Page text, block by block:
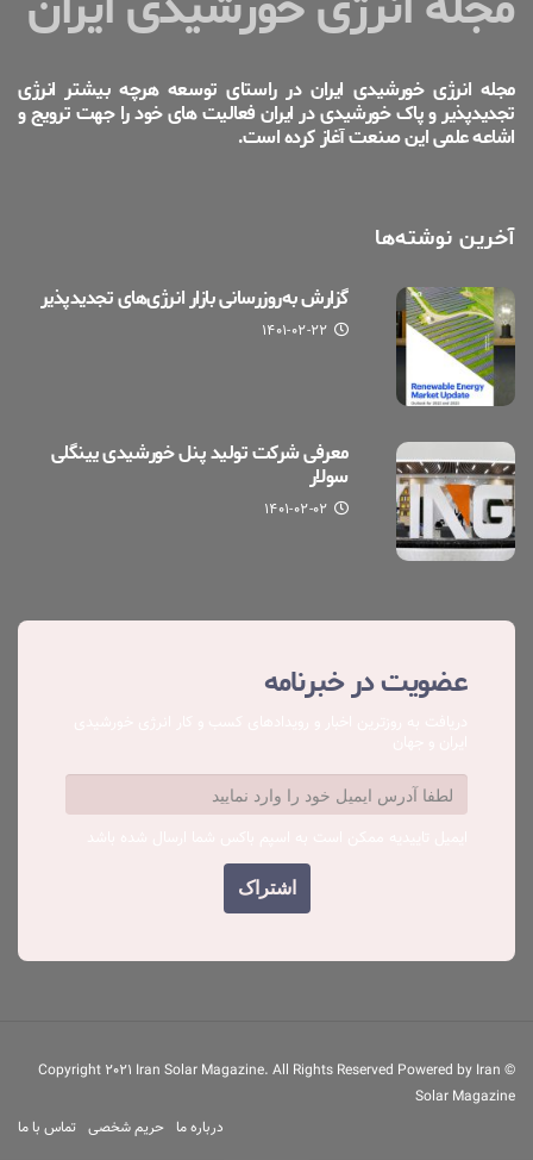
مجله انرژی خورشیدی ایران در راستای توسعه هرچه بیشتر انرژی
تجدیدپذیر و پاک خورشیدی در ایران فعالیت های خود را جهت ترویج و
اشاعه علمی این صنعت آغاز کرده است.
آخرین نوشته‌ها
گزارش به‌روزرسانی بازار انرژی‌های تجدیدپذیر
۱۴۰۱-۰۲-۲۲
معرفی شرکت تولید پنل خورشیدی یینگلی
سولار
۱۴۰۱-۰۲-۰۲
عضویت در خبرنامه
© Copyright 2021 Iran Solar Magazine. All Rights Reserved Powered by Iran
Solar Magazine
درباره ما
حریم شخصی تماس با ما